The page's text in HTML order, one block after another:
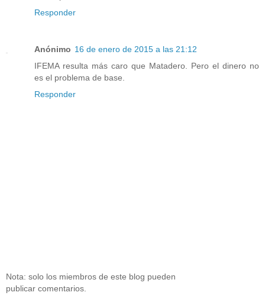
Responder
Anónimo 16 de enero de 2015 a las 21:12
IFEMA resulta más caro que Matadero. Pero el dinero no
es el problema de base.
Responder
Nota: solo los miembros de este blog pueden
publicar comentarios.